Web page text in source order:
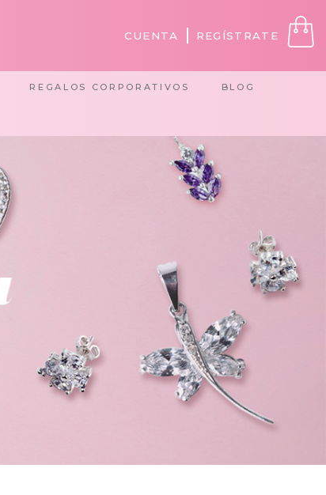
CUENTA REGÍSTRATE
REGALOS CORPORATIVOS BLOG